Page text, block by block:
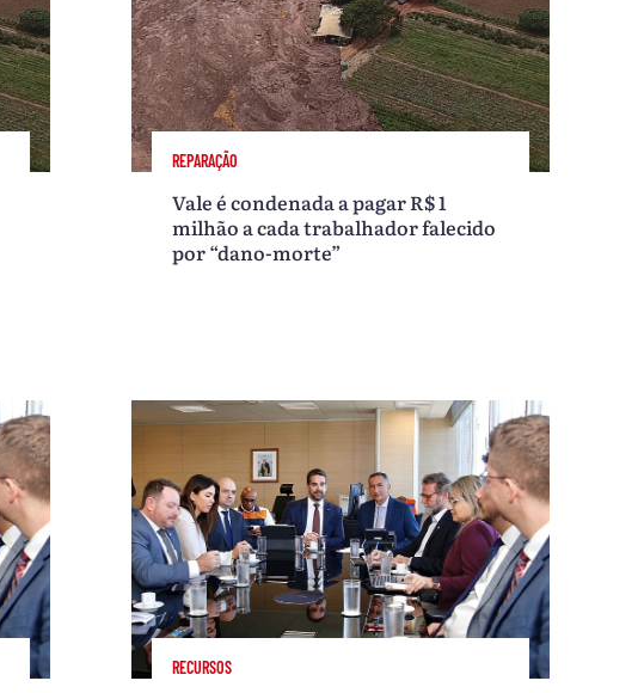
REPARAÇÃO
Vale é condenada a pagar R$ 1
milhão a cada trabalhador falecido
por “dano-morte”
RECURSOS